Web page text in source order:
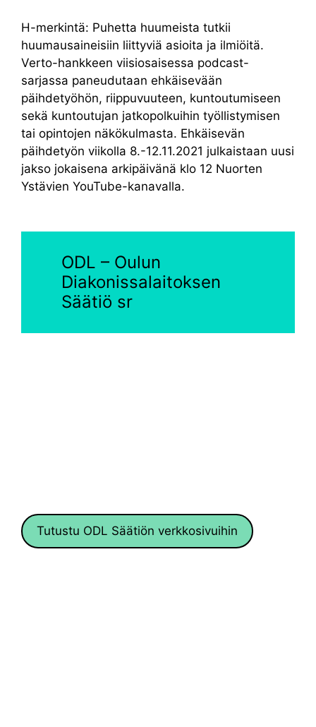
H-merkintä: Puhetta huumeista tutkii
huumausaineisiin liittyviä asioita ja ilmiöitä.
Verto-hankkeen viisiosaisessa podcast-
sarjassa paneudutaan ehkäisevään
päihdetyöhön, riippuvuuteen, kuntoutumiseen
sekä kuntoutujan jatkopolkuihin työllistymisen
tai opintojen näkökulmasta. Ehkäisevän
päihdetyön viikolla 8.-12.11.2021 julkaistaan uusi
jakso jokaisena arkipäivänä klo 12 Nuorten
Ystävien YouTube-kanavalla.
ODL – Oulun
Diakonissalaitoksen
Säätiö sr
Tutustu ODL Säätiön verkkosivuihin